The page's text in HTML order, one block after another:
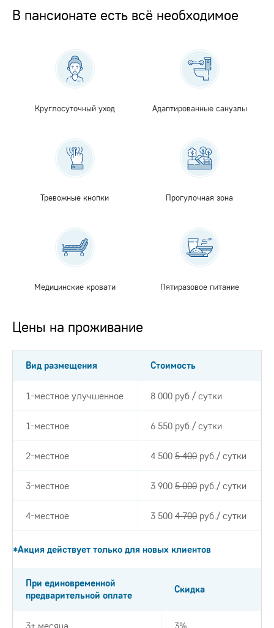
В пансионате есть всё необходимое
Круглосуточный уход Адаптированные санузлы
Тревожные кнопки Прогулочная зона
Медицинские кровати Пятиразовое питание
Цены на проживание
Вид размещения Стоимость
1-местное улучшенное 8 000 руб./ сутки
1-местное 6 550 руб./ сутки
2-местное 4 500 5 400 руб./ сутки
3-местное 3 900 5 000 руб./ сутки
4-местное 3 500 4 700 руб./ сутки
*Акция действует только для новых клиентов
При единовременной
предварительной оплате
Скидка
3+ месяца 3%